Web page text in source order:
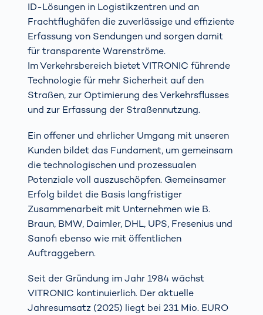
ID-Lösungen in Logistikzentren und an
Frachtflughäfen die zuverlässige und effiziente
Erfassung von Sendungen und sorgen damit
für transparente Warenströme.
Im Verkehrsbereich bietet VITRONIC führende
Technologie für mehr Sicherheit auf den
Straßen, zur Optimierung des Verkehrsflusses
und zur Erfassung der Straßennutzung.
Ein offener und ehrlicher Umgang mit unseren
Kunden bildet das Fundament, um gemeinsam
die technologischen und prozessualen
Potenziale voll auszuschöpfen. Gemeinsamer
Erfolg bildet die Basis langfristiger
Zusammenarbeit mit Unternehmen wie B.
Braun, BMW, Daimler, DHL, UPS, Fresenius und
Sanofi ebenso wie mit öffentlichen
Auftraggebern.
Seit der Gründung im Jahr 1984 wächst
VITRONIC kontinuierlich. Der aktuelle
Jahresumsatz (2025) liegt bei 231 Mio. EURO